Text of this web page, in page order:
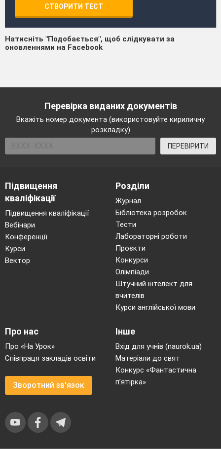
СТВОРИТИ ТЕСТ
Натисніть "Подобається", щоб слідкувати за
оновленнями на Facebook
Перевірка виданих документів
Вкажіть номер документа (використовуйте кириличну
розкладку)
ПЕРЕВІРИТИ
Підвищення
кваліфікації
Підвищення кваліфікації
Вебінари
Конференції
Курси
Вектор
Розділи
Журнал
Бібліотека розробок
Тести
Лабораторні роботи
Проєкти
Конкурси
Олімпіади
Штучний інтелект для
вчителів
Курси англійської мови
Про нас
Про «На Урок»
Співпраця закладів освіти
Зворотний зв'язок
Інше
Вхід для учнів (naurok.ua)
Матеріали до свят
Конкурс «Фантастична
п’ятірка»